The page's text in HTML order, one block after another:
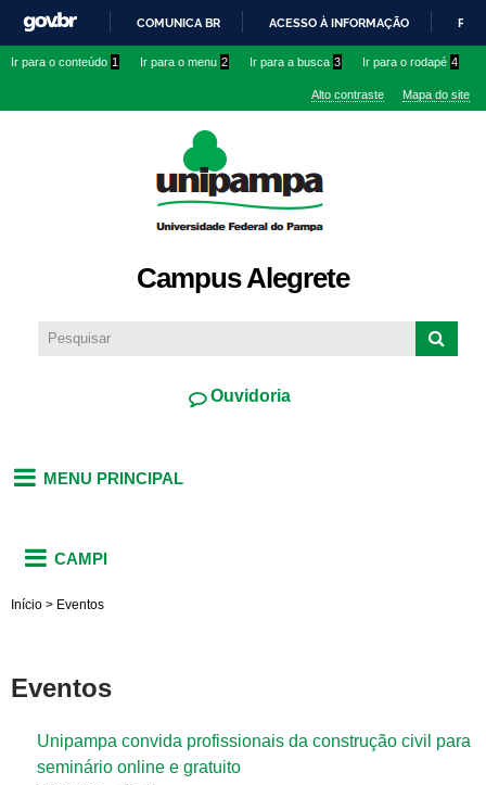
conteúdo
IR
O
COMUNICA BR ACESSO À INFORMAÇÃO
Ir para o conteúdo 1 Ir para o menu 2 Ir para a busca 3 Ir para o rodapé 4
Alto contraste Mapa do site
Campus Alegrete
Ouvidoria
MENU PRINCIPAL
CAMPI
Início > Eventos
Eventos
Unipampa convida profissionais da construção civil para
seminário online e gratuito